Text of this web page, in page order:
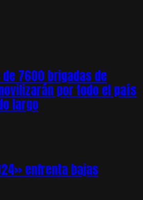
7600 brigadas de
por todo el país
largo
enfrenta bajas